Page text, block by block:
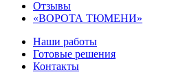
Отзывы
«ВОРОТА ТЮМЕНИ»
Наши работы
Готовые решения
Контакты